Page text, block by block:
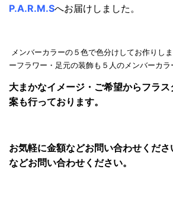
P.A.R.M.Sへお届けしました。
メンバーカラーの５色で色分けしてお作りし
ーフラワー・足元の装飾も５人のメンバーカラ
大まかなイメージ・ご希望からフラ
案も行っております。
お気軽に金額などお問い合わせくだ
などお問い合わせ ください。